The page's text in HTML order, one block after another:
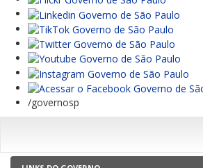
/governosp